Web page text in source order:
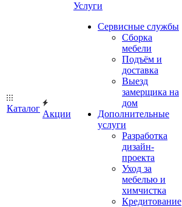
Каталог
Акции
Услуги
Сервисные службы
Сборка
мебели
Подъём и
доставка
Выезд
замерщика на
дом
Дополнительные
услуги
Разработка
дизайн-
проекта
Уход за
мебелью и
химчистка
Кредитование